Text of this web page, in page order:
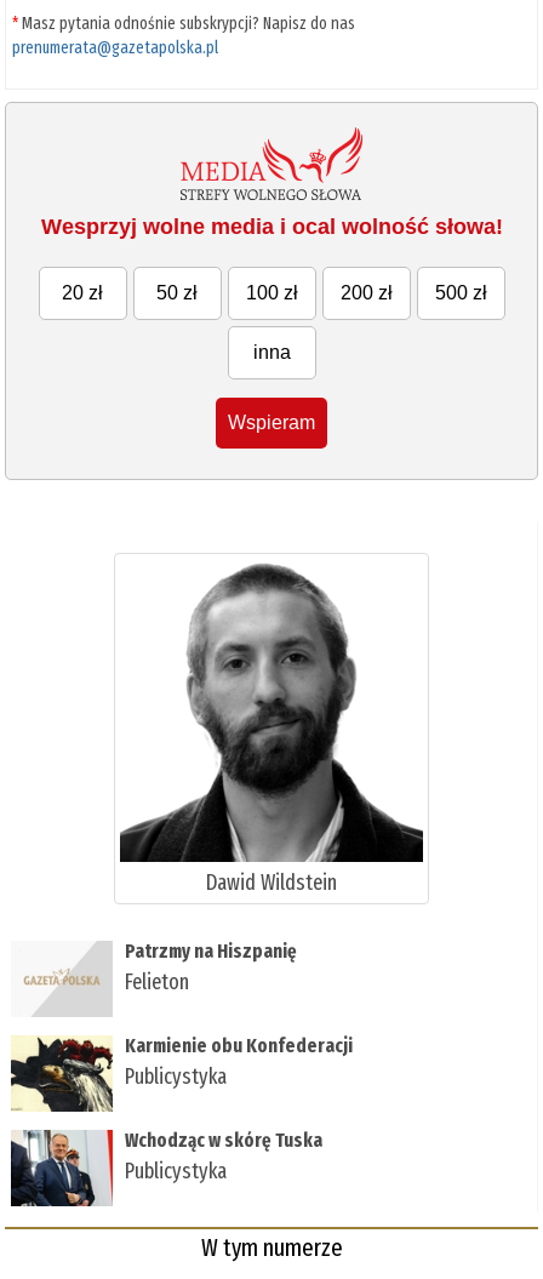
*Masz pytania odnośnie subskrypcji? Napisz do nas
prenumerata@gazetapolska.pl
Wesprzyj wolne media i ocal wolność słowa!
20 zł 50 zł 100 zł 200 zł 500 zł
inna
Wspieram
Dawid Wildstein
Patrzmy na Hiszpanię
Felieton
Karmienie obu Konfederacji
Publicystyka
Wchodząc w skórę Tuska
Publicystyka
W tym numerze